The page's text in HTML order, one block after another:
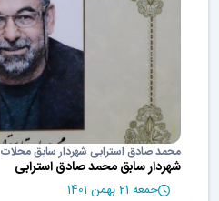
محمد صادق استرابی شهردار سابق محلات
شهردار سابق محمد صادق استرابی
جمعه 21 بهمن 1401